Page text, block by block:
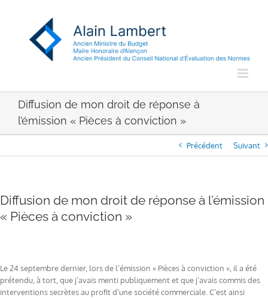
Diffusion de mon droit de réponse à
l’émission « Pièces à conviction »
Précédent Suivant
Diffusion de mon droit de réponse à l’émission
« Pièces à conviction »
Le 24 septembre dernier, lors de l’émission « Pièces à conviction », il a été
prétendu, à tort, que j’avais menti publiquement et que j’avais commis des
interventions secrètes au profit d’une société commerciale. C’est ainsi